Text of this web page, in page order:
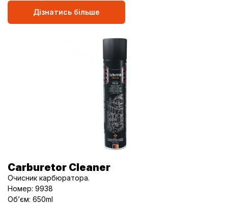
Дізнатись більше
Carburetor Cleaner
Очисник карбюратора.
Номер: 9938
Об’єм: 650ml